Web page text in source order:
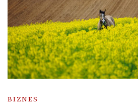
BIZNES